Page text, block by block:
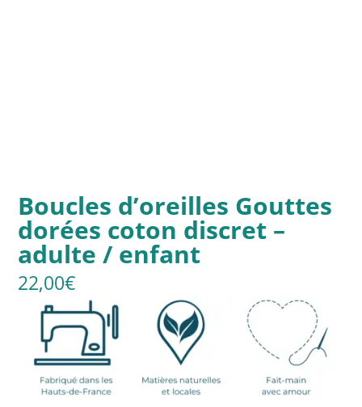
Boucles d’oreilles Gouttes
dorées coton discret –
adulte / enfant
22,00€